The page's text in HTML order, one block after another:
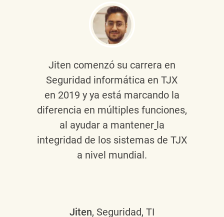
Jiten comenzó su carrera en
Seguridad informática en TJX
en 2019 y ya está marcando la
diferencia en múltiples funciones,
al ayudar a mantener la
integridad de los sistemas de TJX
a nivel mundial.
Jiten, Seguridad, TI